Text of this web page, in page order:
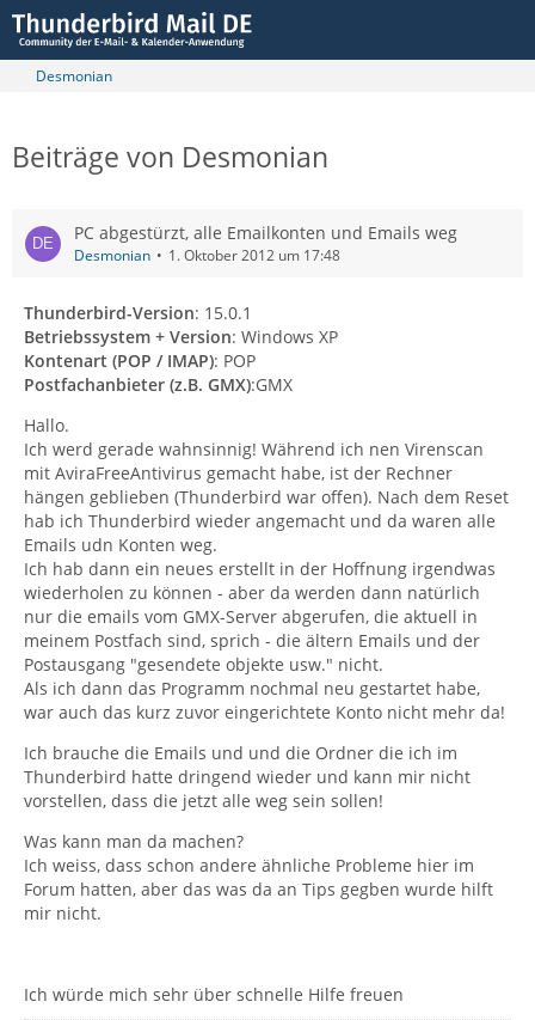
Desmonian
Beiträge von Desmonian
PC abgestürzt, alle Emailkonten und Emails weg
Desmonian 1. Oktober 2012 um 17:48
Thunderbird-Version: 15.0.1
Betriebssystem + Version: Windows XP
Kontenart (POP / IMAP): POP
Postfachanbieter (z.B. GMX):GMX
Hallo.
Ich werd gerade wahnsinnig! Während ich nen Virenscan
mit AviraFreeAntivirus gemacht habe, ist der Rechner
hängen geblieben (Thunderbird war offen). Nach dem Reset
hab ich Thunderbird wieder angemacht und da waren alle
Emails udn Konten weg.
Ich hab dann ein neues erstellt in der Hoffnung irgendwas
wiederholen zu können - aber da werden dann natürlich
nur die emails vom GMX-Server abgerufen, die aktuell in
meinem Postfach sind, sprich - die ältern Emails und der
Postausgang "gesendete objekte usw." nicht.
Als ich dann das Programm nochmal neu gestartet habe,
war auch das kurz zuvor eingerichtete Konto nicht mehr da!
Ich brauche die Emails und und die Ordner die ich im
Thunderbird hatte dringend wieder und kann mir nicht
vorstellen, dass die jetzt alle weg sein sollen!
Was kann man da machen?
Ich weiss, dass schon andere ähnliche Probleme hier im
Forum hatten, aber das was da an Tips gegben wurde hilft
mir nicht.
Ich würde mich sehr über schnelle Hilfe freuen